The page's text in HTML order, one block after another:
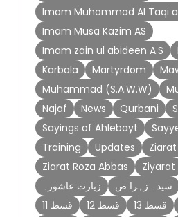
Imam Muhammad Al Taqi
Imam Musa Kazim AS
Imam zain ul abideen A.S
Karbala
Martyrdom
Muhammad (S.A.W.W)
Najaf
News Qurbani
Sayings of Ahlebayt
Training
Updates
Ziarat Roza Abbas
Ziyarat
زیارت عاشورہ
سیدہ زہرا ص
قسط 11
قسط 12 قسط 13